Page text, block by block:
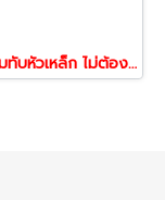
รองเท้าสวมทับหัวเหล็ก ไม่ต้องถอดรองเท้าเปลี่ยน สวมทับได้เลย